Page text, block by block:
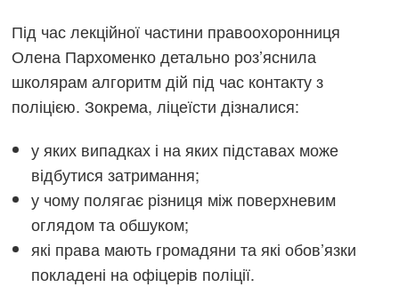
Під час лекційної частини правоохоронниця
Олена Пархоменко детально роз’яснила
школярам алгоритм дій під час контакту з
поліцією. Зокрема, ліцеїсти дізналися:
у яких випадках і на яких підставах може
відбутися затримання;
у чому полягає різниця між поверхневим
оглядом та обшуком;
які права мають громадяни та які обов’язки
покладені на офіцерів поліції.